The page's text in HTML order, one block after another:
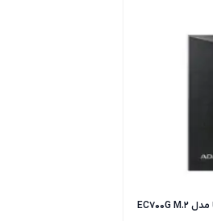
باکس اس اس دی ای دیتا مدل EC700G M.2